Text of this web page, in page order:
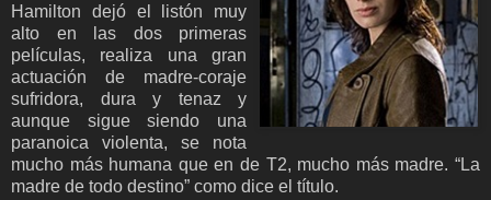
Hamilton dejó el listón muy
alto en las dos primeras
películas, realiza una gran
actuación de madre-coraje
sufridora, dura y tenaz y
aunque sigue siendo una
paranoica violenta, se nota
mucho más humana que en de T2, mucho más madre. “La
madre de todo destino” como dice el título.